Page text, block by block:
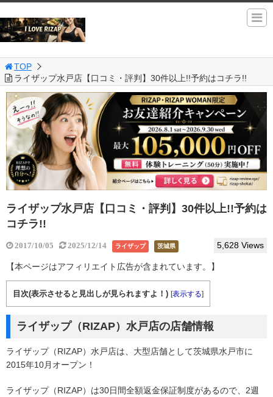
TOP
ライザップ水戸店【口コミ・評判】30件以上!!予約はコチラ!!
ライザップ水戸店【口コミ・評判】30件以上!!予約は
コチラ!!
2017/10/05 2025/12/14 ライザップ 茨城県 5,628 Views
【本ページはアフィリエイト広告が含まれています。】
目次(表示させると見出しが見られますよ！) [表示する]
ライザップ（RIZAP）水戸店の店舗情報
ライザップ（RIZAP）水戸店は、大型店舗として茨城県水戸市に
2015年10月オープン！
ライザップ（RIZAP）は30日間全額返金保証制度があるので、2週